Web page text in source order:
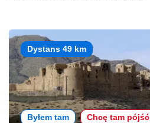
Dystans 49 km
Byłem tam Chcę tam pójść